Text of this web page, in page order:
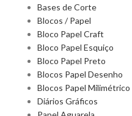
Bases de Corte
Blocos / Papel
Bloco Papel Craft
Bloco Papel Esquiço
Bloco Papel Preto
Blocos Papel Desenho
Blocos Papel Milimétrico
Diários Gráficos